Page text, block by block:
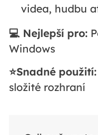
videa, hudbu
💻 Nejlepší pro:
Windows
⭐Snadné použití:
složité rozhraní